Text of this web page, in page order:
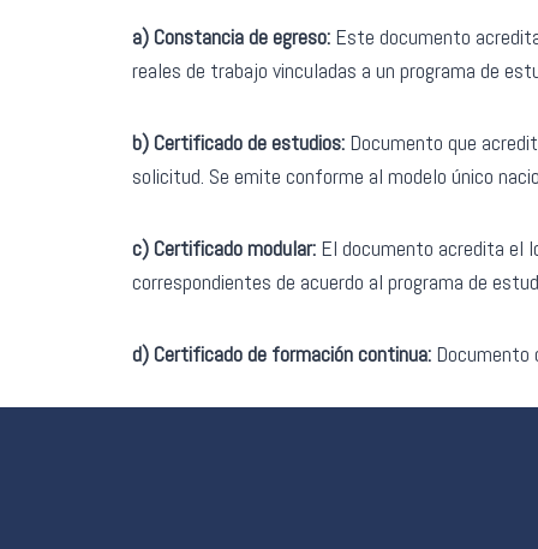
a) Constancia de egreso: Este documento
reales de trabajo vinculadas a un programa de
b) Certificado de estudios: Documento que
solicitud. Se emite conforme al modelo único
c) Certificado modular: El documento acredita el
correspondientes de acuerdo al programa de
d) Certificado de formación continua: Documento